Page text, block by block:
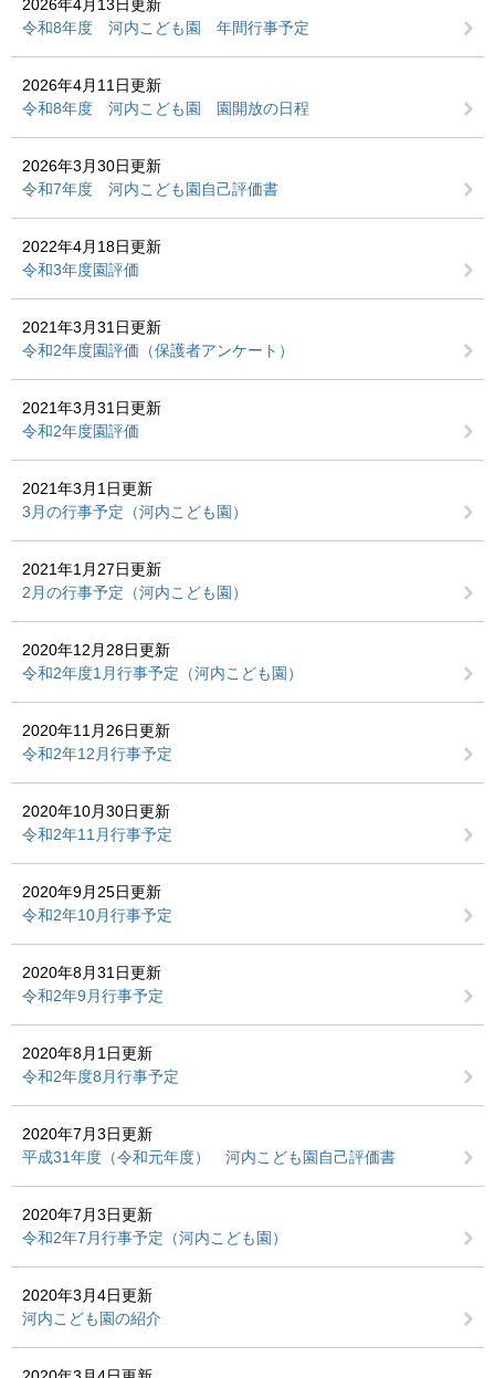
2026年4月13日更新
令和8年度 河内こども園 年間行事予定
2026年4月11日更新
令和8年度 河内こども園 園開放の日程
2026年3月30日更新
令和7年度 河内こども園自己評価書
2022年4月18日更新
令和3年度園評価
2021年3月31日更新
令和2年度園評価（保護者アンケート）
2021年3月31日更新
令和2年度園評価
2021年3月1日更新
3月の行事予定（河内こども園）
2021年1月27日更新
2月の行事予定（河内こども園）
2020年12月28日更新
令和2年度1月行事予定（河内こども園）
2020年11月26日更新
令和2年12月行事予定
2020年10月30日更新
令和2年11月行事予定
2020年9月25日更新
令和2年10月行事予定
2020年8月31日更新
令和2年9月行事予定
2020年8月1日更新
令和2年度8月行事予定
2020年7月3日更新
平成31年度（令和元年度） 河内こども園自己評価書
2020年7月3日更新
令和2年7月行事予定（河内こども園）
2020年3月4日更新
河内こども園の紹介